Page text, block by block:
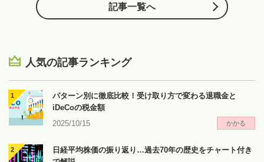
記事一覧へ
人気の記事ランキング
パターン別に徹底比較！受け取り方で変わる退職金と
iDeCoの税金額
2025/10/15
かかる
日経平均株価の振り返り…過去70年の歴史をチャート付き